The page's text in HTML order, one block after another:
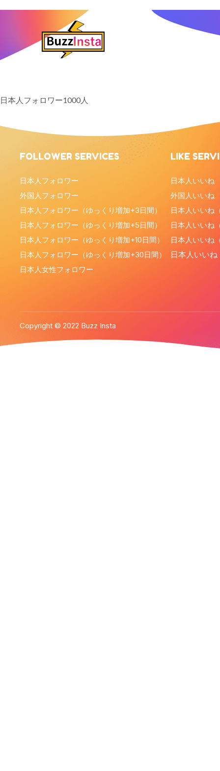
日本人フォロワー1000人
FOLLOWER SERVICES
日本人フォロワー
外国人フォロワー
日本人フォロワー（ゆっくり増加+3日間）
日本人フォロワー（ゆっくり増加+5日間）
日本人フォロワー（ゆっくり増加+10日間）
日本人フォロワー（ゆっくり増加+30日間）
日本人女性フォロワー
LIKE
日本人いいね
外国人いいね
日本人いいね
日本人いいね
日本人いいね
日本人いい
Copyright © 2022 Buzz Insta